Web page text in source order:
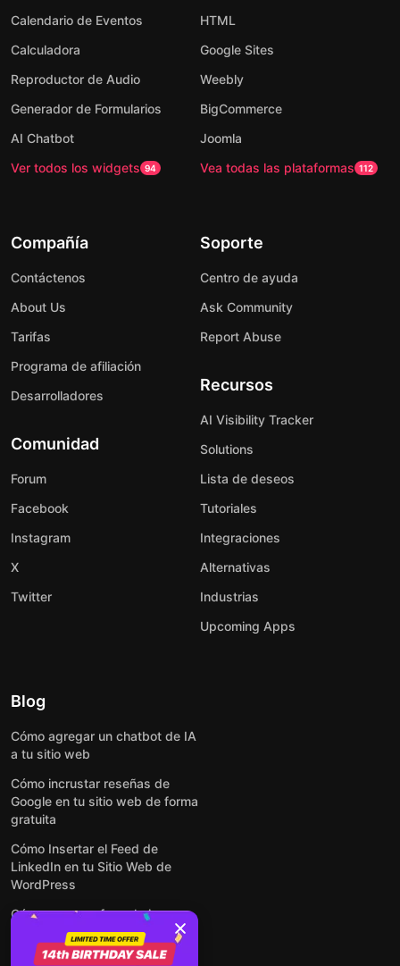
Calendario de Eventos
Calculadora
Reproductor de Audio
Generador de Formularios
AI Chatbot
Ver todos los widgets 94
HTML
Google Sites
Weebly
BigCommerce
Joomla
Vea todas las plataformas 112
Compañía
Contáctenos
About Us
Tarifas
Programa de afiliación
Desarrolladores
Comunidad
Forum
Facebook
Instagram
X
Twitter
Soporte
Centro de ayuda
Ask Community
Report Abuse
Recursos
AI Visibility Tracker
Solutions
Lista de deseos
Tutoriales
Integraciones
Alternativas
Industrias
Upcoming Apps
Blog
Cómo agregar un chatbot de IA
a tu sitio web
Cómo incrustar reseñas de
Google en tu sitio web de forma
gratuita
Cómo Insertar el Feed de
LinkedIn en tu Sitio Web de
WordPress
Cómo crear un formulario para
WordPress: de manera simple y
rápida